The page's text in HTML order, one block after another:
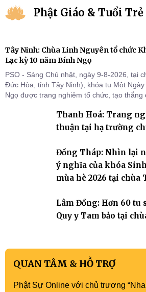
Phật Giáo & Tuổi Trẻ
Tây Ninh: Chùa Linh Nguyên tổ chức
Lạc kỳ 10 năm Bính Ngọ
PSO - Sáng Chủ nhật, ngày 9-8-2026, tại
Đức Hòa, tỉnh Tây Ninh), khóa tu Một
Ngọ được trang nghiêm tổ chức, tạo thắng
đời sống thiện lành.Thanh Hoá: Trang
thuận tại hạ trường
Đồng Tháp: Nhìn lại
ý nghĩa của khóa
mùa hè 2026 tại chùa
Lâm Đồng: Hơn 60 tu
Quy y Tam bảo tại
QUAN TÂM & HỖ TRỢ
Phật Sự Online với chủ trương